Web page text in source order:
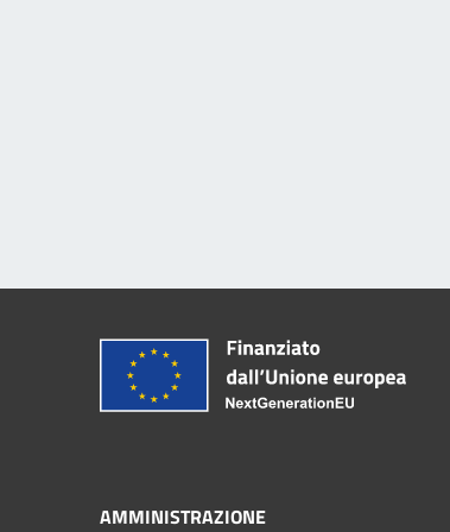
AMMINISTRAZIONE